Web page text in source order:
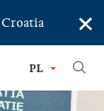
×
PL